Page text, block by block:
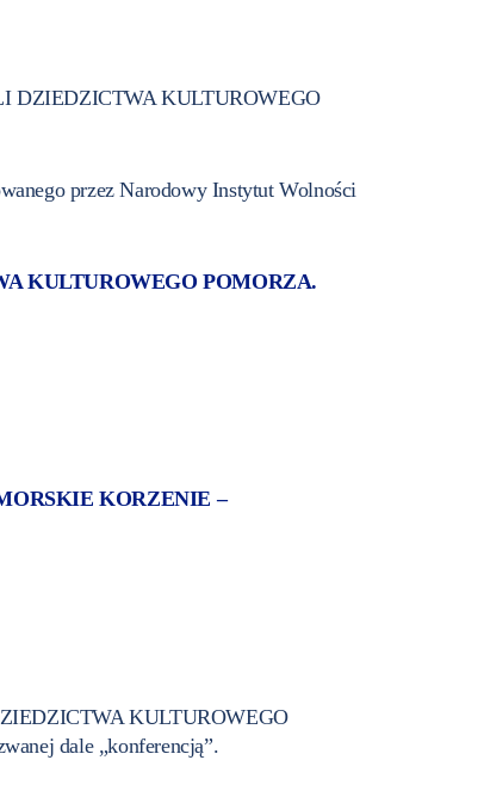
DZIEDZICTWA KULTUROWEGO
przez Narodowy Instytut Wolności
KULTUROWEGO POMORZA.
KORZENIE –
KULTUROWEGO
dale „konferencją”.